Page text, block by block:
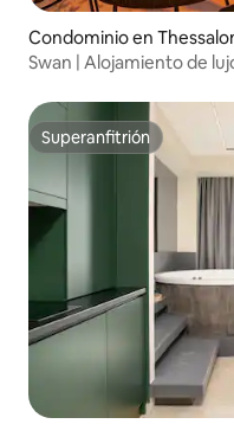
Condominio en
Swan | Alojamiento de
Superanfitrión
Superanfitrión